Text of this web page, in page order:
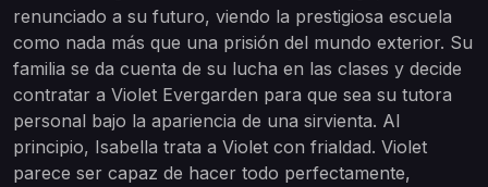
renunciado a su futuro, viendo la prestigiosa escuela
como nada más que una prisión del mundo exterior. Su
familia se da cuenta de su lucha en las clases y decide
contratar a Violet Evergarden para que sea su tutora
personal bajo la apariencia de una sirvienta. Al
principio, Isabella trata a Violet con frialdad. Violet
parece ser capaz de hacer todo perfectamente,